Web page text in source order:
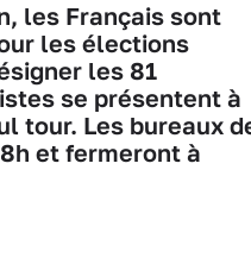
les Français sont
les élections
les 81
se présentent à
tour. Les bureaux
et fermeront à